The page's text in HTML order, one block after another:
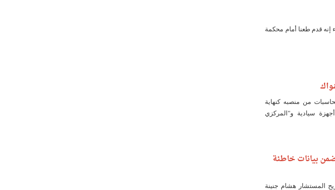
إنه قدم طعنا أمام محكمة
من منصبه كنهاية
سيادية و"المركزي
بيانات خاطئة
المستشار هشام جنينة